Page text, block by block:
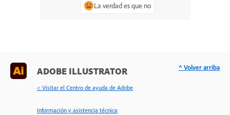
La verdad es que no
ADOBE ILLUSTRATOR
< Visitar el Centro de ayuda de Adobe
Información y asistencia técnica
^ Volver arriba